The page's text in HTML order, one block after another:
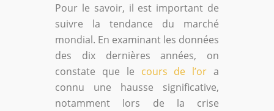
Pour le savoir, il est important de
suivre la tendance du marché
mondial. En examinant les données
des dix dernières années, on
constate que le cours de l’or a
connu une hausse significative,
notamment lors de la crise